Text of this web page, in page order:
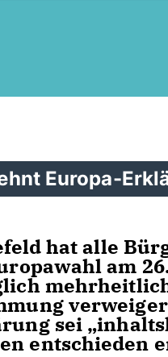
Europa-
hat alle
am
sei
entschieden